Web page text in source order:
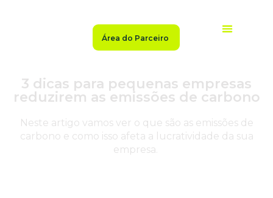
Área do Parceiro
3 dicas para pequenas empresas
reduzirem as emissões de carbono
Neste artigo vamos ver o que são as emissões de
carbono e como isso afeta a lucratividade da sua
empresa.